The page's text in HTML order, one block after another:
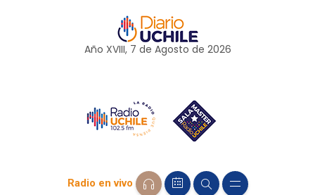
Año XVIII, 7 de Agosto de 2026
Radio en vivo